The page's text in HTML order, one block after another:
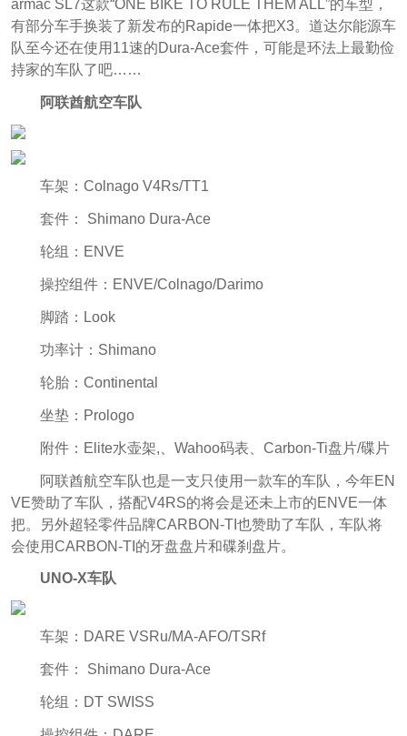
armac SL7这款“ONE BIKE TO RULE THEM ALL”的车型，
有部分车手换装了新发布的Rapide一体把X3。道达尔能源车
队至今还在使用11速的Dura-Ace套件，可能是环法上最勤俭
持家的车队了吧……
阿联酋航空车队
车架：Colnago V4Rs/TT1
套件： Shimano Dura-Ace
轮组：ENVE
操控组件：ENVE/Colnago/Darimo
脚踏：Look
功率计：Shimano
轮胎：Continental
坐垫：Prologo
附件：Elite水壶架,、Wahoo码表、Carbon-Ti盘片/碟片
阿联酋航空车队也是一支只使用一款车的车队，今年EN
VE赞助了车队，搭配V4RS的将会是还未上市的ENVE一体
把。另外超轻零件品牌CARBON-TI也赞助了车队，车队将
会使用CARBON-TI的牙盘盘片和碟刹盘片。
UNO-X车队
车架：DARE VSRu/MA-AFO/TSRf
套件： Shimano Dura-Ace
轮组：DT SWISS